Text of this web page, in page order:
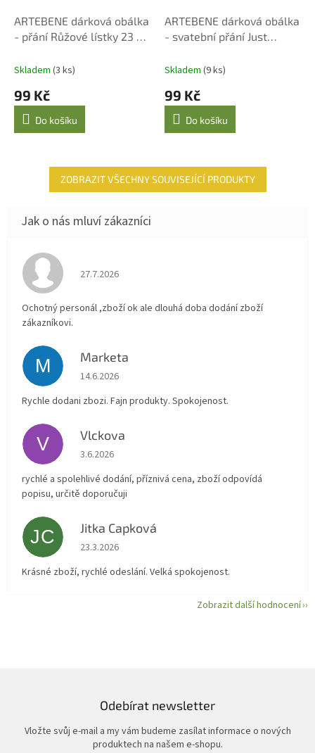
ARTEBENE dárková obálka
- přání Růžové lístky 23 x
Skladem (3 ks)
99 Kč
Do košíku
ARTEBENE dárková obálka
- svatební přání Just
Skladem (9 ks)
99 Kč
Do košíku
ZOBRAZIT VŠECHNY SOUVISEJÍCÍ PRODUKTY
Hodnocení obchodu je 4 z 5 hvězdiček.
27.7.2026
Ochotný personál ,zboží ok ale dlouhá doba dodání zboží
zákazníkovi.
M Marketa
Hodnocení obchodu je 5 z 5 hvězdiček.
14.6.2026
Rychle dodani zbozi. Fajn produkty. Spokojenost.
V Vlckova
Hodnocení obchodu je 5 z 5 hvězdiček.
3.6.2026
rychlé a spolehlivé dodání, příznivá cena, zboží odpovídá
popisu, určitě doporučuji
JC Jitka Capková
Hodnocení obchodu je 5 z 5 hvězdiček.
23.3.2026
Krásné zboží, rychlé odeslání. Velká spokojenost.
Zobrazit další hodnocení
Odebírat newsletter
Vložte svůj e-mail a my vám budeme zasílat informace o nových
produktech na našem e-shopu.